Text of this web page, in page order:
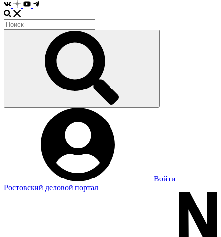
Войти
Ростовский деловой портал